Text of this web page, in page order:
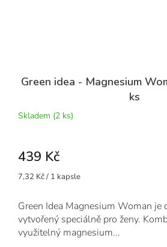
Green idea - Magnesium
ks
Skladem (2 ks)
439 Kč
Měrná
7,32 Kč / 1 kapsle
Green Idea Magnesium Woman je
vytvořený speciálně pro ženy.
využitelný magnesium...